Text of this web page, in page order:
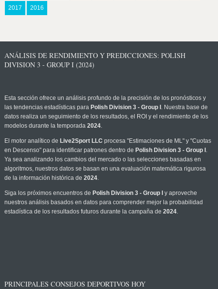
2017 2016
ANÁLISIS DE RENDIMIENTO Y PREDICCIONES: POLISH
DIVISION 3 - GROUP I (2024)
Esta sección ofrece un análisis profundo de la precisión de los pronósticos y
las tendencias estadísticas para Polish Division 3 - Group I . Nuestra base de
datos realiza un seguimiento de los resultados, el ROI y el rendimiento de los
modelos durante la temporada 2024.
El motor analítico de Live2Sport LLC procesa "Estimaciones de ML" y "Cuotas
en Descenso" para identificar patrones dentro de Polish Division 3 - Group I .
Ya sea analizando los cambios del mercado o las selecciones basadas en
algoritmos, nuestros datos se basan en una evaluación matemática rigurosa
de la información histórica de 2024.
Siga los próximos encuentros de Polish Division 3 - Group I
y aproveche
nuestros análisis basados en datos para comprender mejor la probabilidad
estadística de los resultados futuros durante la campaña de 2024.
PRINCIPALES CONSEJOS DEPORTIVOS HOY